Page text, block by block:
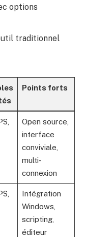
options
traditionnel
Points forts
Open source,
interface
conviviale,
multi-
connexion
Intégration
Windows,
scripting,
éditeur